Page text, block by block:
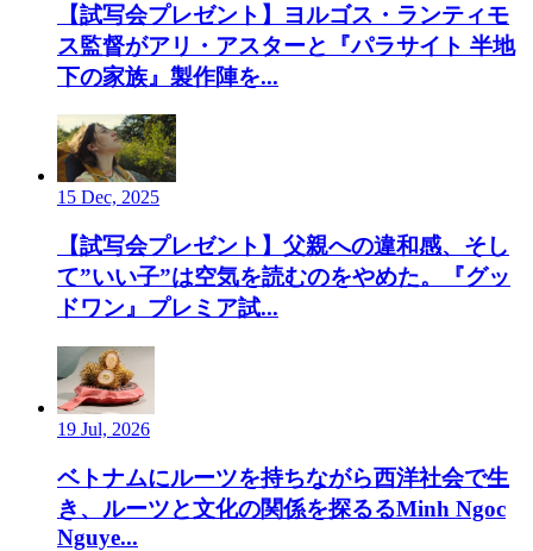
【試写会プレゼント】ヨルゴス・ランティモ
ス監督がアリ・アスターと『パラサイト 半地
下の家族』製作陣を...
15 Dec, 2025
【試写会プレゼント】父親への違和感、そし
て”いい子”は空気を読むのをやめた。『グッ
ドワン』プレミア試...
19 Jul, 2026
ベトナムにルーツを持ちながら西洋社会で生
き、ルーツと文化の関係を探るるMinh Ngoc
Nguye...